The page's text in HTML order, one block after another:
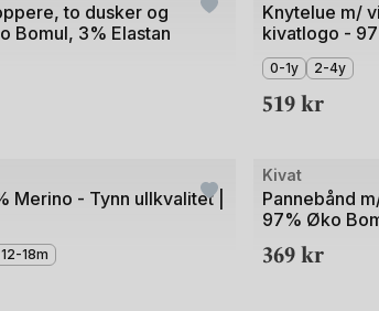
to dusker og
Bomul, 3% Elastan
av
5
Knytelue m/
kivatlogo -
0-1y 2-4y
519kr
Merino - Tynn ullkvalitet |
12-18m
Bilde
av
4
Kivat
Pannebånd
97% Øko
369kr